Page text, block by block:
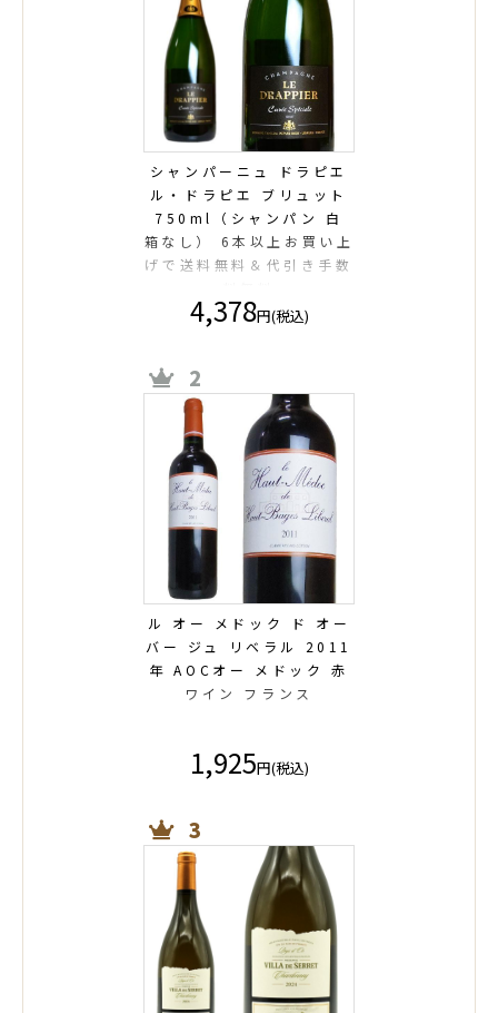
シャンパーニュ ドラピエ
ル・ドラピエ ブリュット
750ml（シャンパン 白
箱なし） 6本以上お買い上
げで送料無料＆代引き手数
4,378
ル オー メドック ド オー
バー ジュ リベラル 2011
年 AOCオー メドック 赤
ワイン フランス
1,925